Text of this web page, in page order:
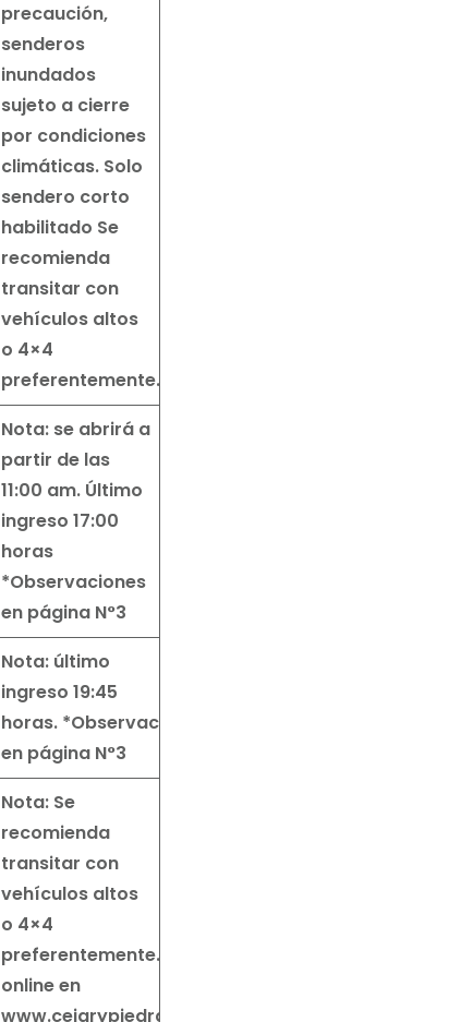
precaución,
senderos
inundados
sujeto a cierre
por condiciones
climáticas. Solo
sendero corto
habilitado Se
recomienda
transitar con
vehículos altos
o 4×4
preferentemente.
Nota: se abrirá a
partir de las
11:00 am. Último
ingreso 17:00
horas
*Observaciones
en página N°3
Nota: último
ingreso 19:45
horas. *Observaciones
en página N°3
Nota: Se
recomienda
transitar con
vehículos altos
o 4×4
preferentemente.
online en
www.cejarypiedra.com